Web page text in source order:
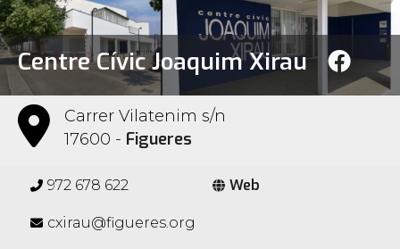
Centre Cívic Joaquim Xirau
Carrer Vilatenim s/n
17600 - Figueres
972 678 622 Web
cxirau@figueres.org